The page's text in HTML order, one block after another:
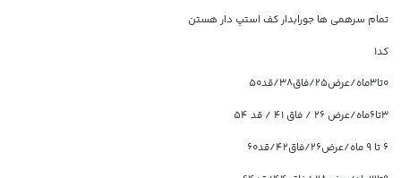
تمام سرهمی ها جورابدار کف استپ دار هستن
کد1
۰تا۳ماه/عرض۲۵/فاق۳۸/قد۵۰
۳تا۶ماه/عرض ۲۶ / فاق ۴۱ / قد ۵۴
۶ تا ۹ ماه/عرض۲۶/فاق۴۲/قد۶۰